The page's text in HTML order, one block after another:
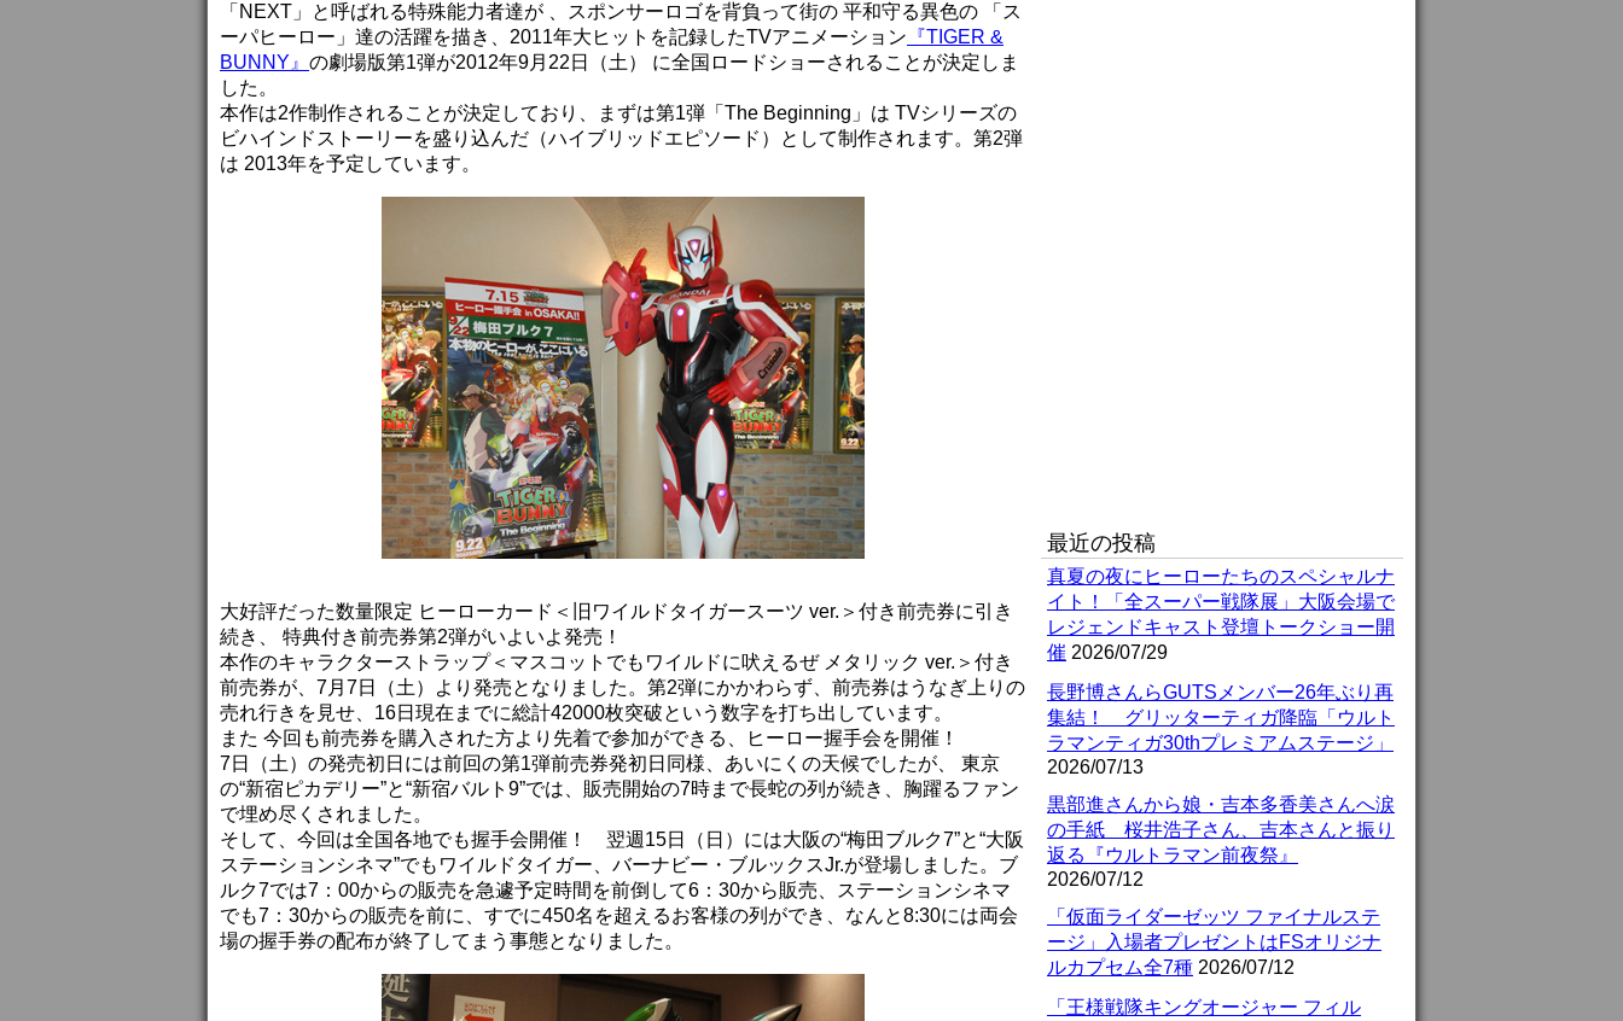
「NEXT」と呼ばれる特殊能力者達が 、スポンサーロゴを背負って街の 平和守る異色の 「ス
ーパヒーロー」達の活躍を描き、2011年大ヒットを記録したTVアニメーション 『TIGER &
BUNNY』 の劇場版第1弾が2012年9月22日（土） に全国ロードショーされることが決定しま
した。
本作は2作制作されることが決定しており、まずは第1弾「The Beginning」は TVシリーズの
ビハインドストーリーを盛り込んだ（ハイブリッドエピソード）として制作されます。第2弾
は 2013年を予定しています。
大好評だった数量限定 ヒーローカード＜旧ワイルドタイガースーツ ver.＞付き前売券に引き
続き、 特典付き前売券第2弾がいよいよ発売！
本作のキャラクターストラップ＜マスコットでもワイルドに吠えるぜ メタリック ver.＞付き
前売券が、7月7日（土）より発売となりました。第2弾にかかわらず、前売券はうなぎ上りの
売れ行きを見せ、16日現在までに総計42000枚突破という数字を打ち出しています。
また 今回も前売券を購入された方より先着で参加ができる、ヒーロー握手会を開催！
7日（土）の発売初日には前回の第1弾前売券発初日同様、あいにくの天候でしたが、 東京
の“新宿ピカデリー”と“新宿バルト9”では、販売開始の7時まで長蛇の列が続き、胸躍るファン
で埋め尽くされました。
そして、今回は全国各地でも握手会開催！ 翌週15日（日）には大阪の“梅田ブルク7”と“大阪
ステーションシネマ”でもワイルドタイガー、バーナビー・ブルックスJr.が登場しました。ブ
ルク7では7：00からの販売を急遽予定時間を前倒して6：30から販売、ステーションシネマ
でも7：30からの販売を前に、すでに450名を超えるお客様の列ができ、なんと8:30には両会
場の握手券の配布が終了してまう事態となりました。
最近の投稿
真夏の夜にヒーローたちのスペシャルナ
イト！「全スーパー戦隊展」大阪会場で
レジェンドキャスト登壇トークショー開
催 2026/07/29
長野博さんらGUTSメンバー26年ぶり再
集結！ グリッターティガ降臨「ウルト
ラマンティガ30thプレミアムステージ」
2026/07/13
黒部進さんから娘・吉本多香美さんへ涙
の手紙 桜井浩子さん、吉本さんと振り
返る『ウルトラマン前夜祭』
2026/07/12
「仮面ライダーゼッツ ファイナルステ
ージ」入場者プレゼントはFSオリジナ
ルカプセム全7種 2026/07/12
「王様戦隊キングオージャー フィル